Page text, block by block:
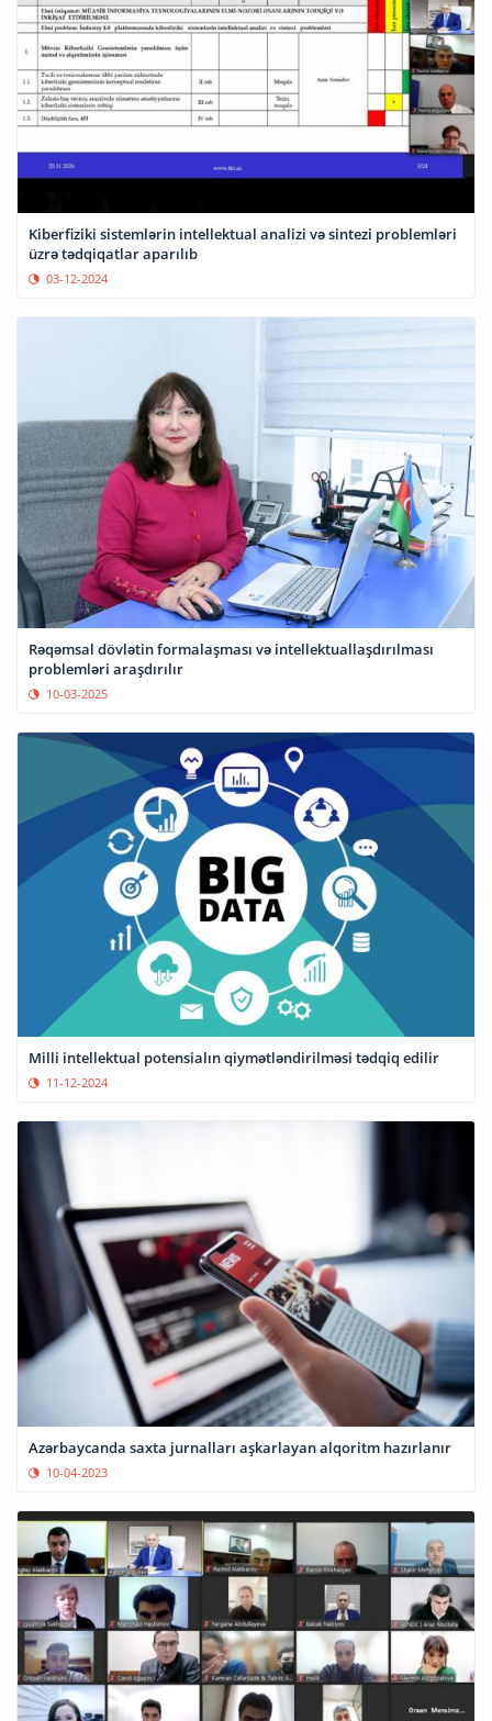
Kiberfiziki sistemlərin intellektual analizi və sintezi problemləri
üzrə tədqiqatlar aparılıb
03-12-2024
Rəqəmsal dövlətin formalaşması və intellektuallaşdırılması
problemləri araşdırılır
10-03-2025
Milli intellektual potensialın qiymətləndirilməsi tədqiq edilir
11-12-2024
Azərbaycanda saxta jurnalları aşkarlayan alqoritm hazırlanır
10-04-2023